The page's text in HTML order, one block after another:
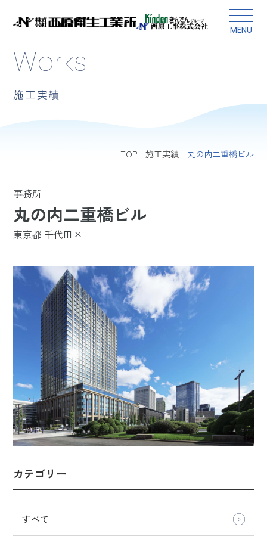
MENU
本文にスキップ
Works
施工実績
TOP 施工実績 丸の内二重橋ビル
事務所
丸の内二重橋ビル
東京都 千代田区
カテゴリー
すべて